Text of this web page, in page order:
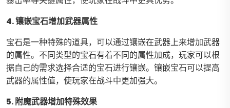
4. 镶嵌宝石增加武器属性
宝石是一种特殊的道具，可以通过镶嵌在武器上来增加武器
的属性。不同类型的宝石有着不同的属性加成，玩家可以根
据自己的需求选择合适的宝石进行镶嵌。镶嵌宝石可以提高
武器的属性值，使玩家在战斗中更加强大。
5. 附魔武器增加特殊效果